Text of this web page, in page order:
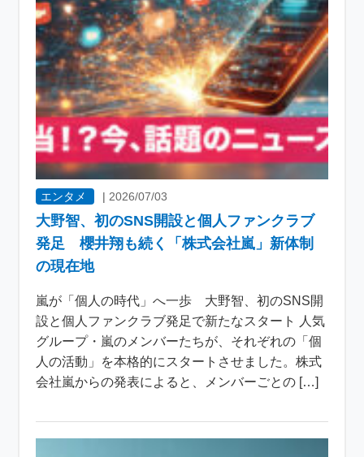
エンタメ |2026/07/03
大野智、初のSNS開設と個人ファンクラブ
発足 櫻井翔も続く「株式会社嵐」新体制
の現在地
嵐が「個人の時代」へ一歩 大野智、初のSNS開
設と個人ファンクラブ発足で新たなスタート 人気
グループ・嵐のメンバーたちが、それぞれの「個
人の活動」を本格的にスタートさせました。株式
会社嵐からの発表によると、メンバーごとの […]